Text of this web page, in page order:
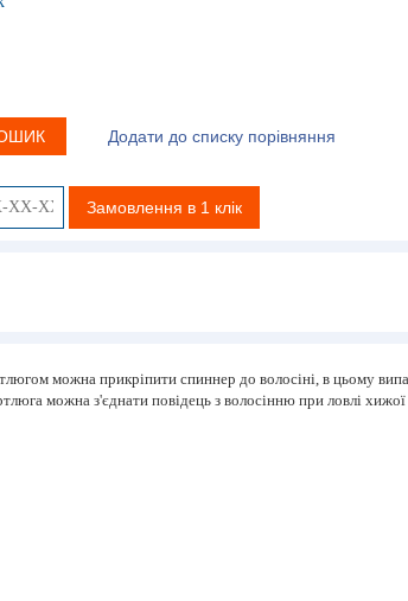
Додати до списку порівняння
Замовлення в 1 клік
можна прикріпити спиннер до волосіні, в цьому
можна з'єднати повідець з волосінню при ловлі